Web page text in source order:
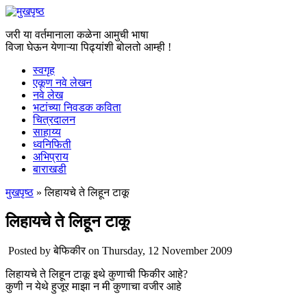
जरी या वर्तमानाला कळेना आमुची भाषा
विजा घेऊन येणाऱ्या पिढ्यांशी बोलतो आम्ही !
स्वगृह
एकूण नवे लेखन
नवे लेख
भटांच्या निवडक कविता
चित्रदालन
साहाय्य
ध्वनिफिती
अभिप्राय
बाराखडी
You are here
मुखपृष्ठ » लिहायचे ते लिहून टाकू
लिहायचे ते लिहून टाकू
Posted byबेफिकीरon Thursday, 12 November 2009
लिहायचे ते लिहून टाकू इथे कुणाची फिकीर आहे?
कुणी न येथे हुजूर माझा न मी कुणाचा वजीर आहे